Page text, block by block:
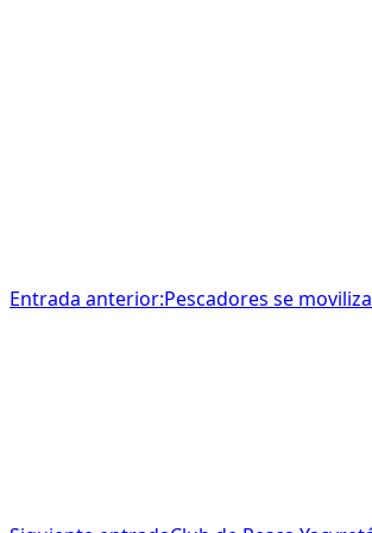
Entrada anterior:Pescadores se